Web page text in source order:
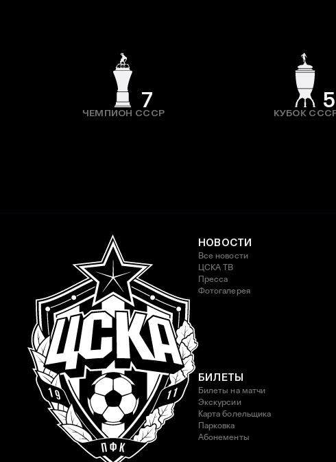
7
ЧЕМПИОН СССР
5
КУБОК
НОВОСТИ
Все новости
ЦСКА ТВ
Пресса
Фотогалерея
БИЛЕТЫ
Билеты на матчи
Экскурсии
Карта болельщика
Парковка
Абонементы